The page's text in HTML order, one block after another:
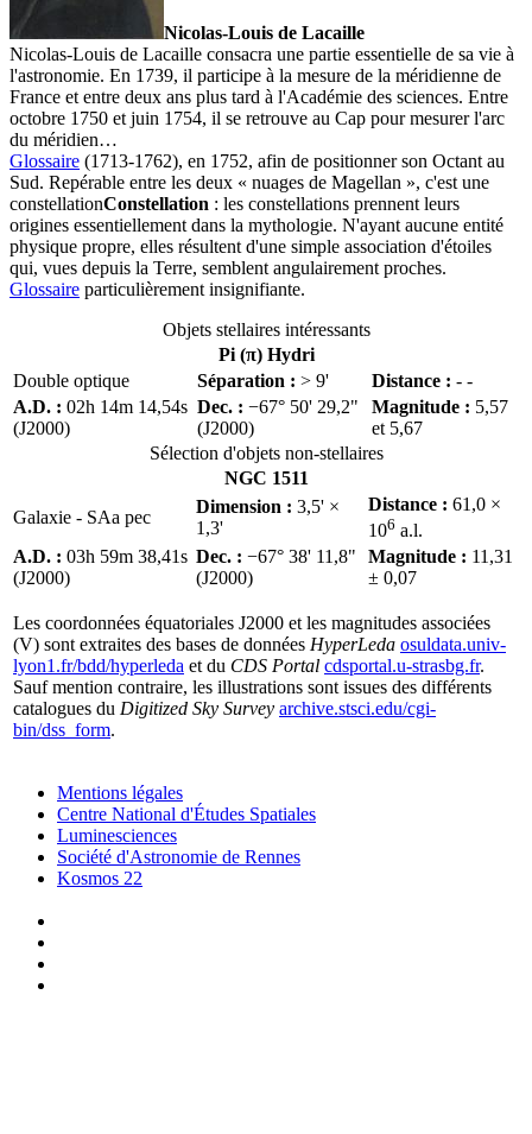
Nicolas-Louis de Lacaille
Nicolas-Louis de Lacaille consacra une partie essentielle de sa vie à
l'astronomie. En 1739, il participe à la mesure de la méridienne de
France et entre deux ans plus tard à l'Académie des sciences. Entre
octobre 1750 et juin 1754, il se retrouve au Cap pour mesurer l'arc
du méridien…
Glossaire (1713-1762), en 1752, afin de positionner son Octant au
Sud. Repérable entre les deux « nuages de Magellan », c'est une
constellationConstellation : les constellations prennent leurs
origines essentiellement dans la mythologie. N'ayant aucune entité
physique propre, elles résultent d'une simple association d'étoiles
qui, vues depuis la Terre, semblent angulairement proches.
Glossaire particulièrement insignifiante.
Objets stellaires intéressants
Pi (π) Hydri
Double optique
Séparation : > 9' Distance : - -
A.D. : 02h 14m 14,54s
(J2000)
Dec. : −67° 50' 29,2"
(J2000)
Magnitude : 5,57
et 5,67
Sélection d'objets non-stellaires
NGC 1511
Galaxie - SAa pec
Dimension : 3,5' ×
1,3'
Distance : 61,0 ×
106 a.l.
A.D. : 03h 59m 38,41s
(J2000)
Dec. : −67° 38' 11,8"
(J2000)
Magnitude : 11,31
± 0,07
Les coordonnées équatoriales J2000 et les magnitudes associées
(V) sont extraites des bases de données HyperLeda osuldata.univ-
lyon1.fr/bdd/hyperleda et du CDS Portal cdsportal.u-strasbg.fr.
Sauf mention contraire, les illustrations sont issues des différents
catalogues du Digitized Sky Survey archive.stsci.edu/cgi-
bin/dss_form.
Mentions légales
Centre National d'Études Spatiales
Luminesciences
Société d'Astronomie de Rennes
Kosmos 22